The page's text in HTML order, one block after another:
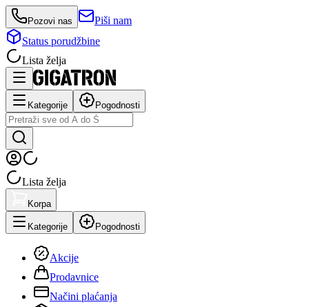
Pozovi nas
Piši nam
Status porudžbine
Lista želja
Kategorije Pogodnosti
Lista želja
Korpa
Kategorije Pogodnosti
Akcije
Prodavnice
Načini plaćanja